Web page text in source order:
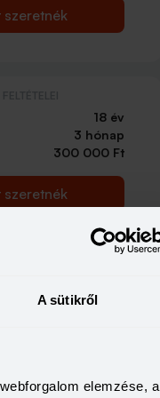
A sütikről
elemzése, a
szeretnék
18 év
3 hónap
300 000 Ft
szeretnék
18 év